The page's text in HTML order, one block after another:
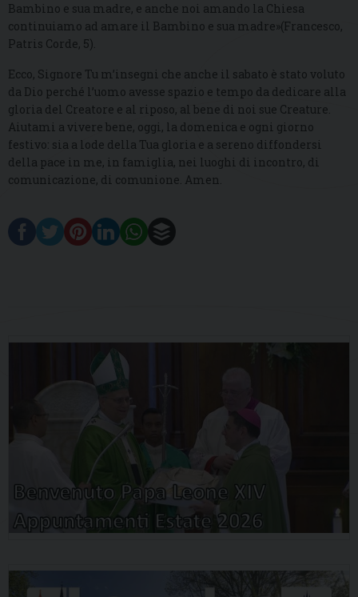
Bambino e sua madre, e anche noi amando la Chiesa
continuiamo ad amare il Bambino e sua madre»(Francesco,
Patris Corde, 5).
Ecco, Signore Tu m’insegni che anche il sabato è stato voluto
da Dio perché l’uomo avesse spazio e tempo da dedicare alla
gloria del Creatore e al riposo, al bene di noi sue Creature.
Aiutami a vivere bene, oggi, la domenica e ogni giorno
festivo: sia a lode della Tua gloria e a sereno diffondersi
della pace in me, in famiglia, nei luoghi di incontro, di
comunicazione, di comunione. Amen.